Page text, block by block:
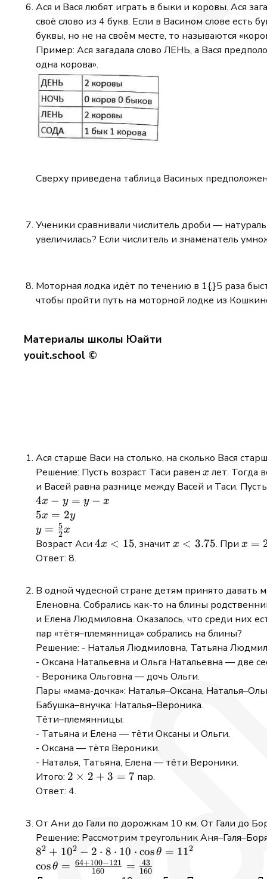
Ася и Вася любят играть в быки и коровы. Ася
своё слово из 4 букв. Если в Васином слове есть
буквы, но не на своём месте, то называются
Пример: Ася загадала слово ЛЕНЬ, а Вася
одна корова».
Сверху приведена таблица Васиных
Ученики сравнивали числитель дроби —
увеличилась? Если числитель и знаменатель
Моторная лодка идёт по течению в 1{,}5 раза
чтобы пройти путь на моторной лодке из
Материалы школы Юайти
youit.school ©
Ася старше Васи на столько, на сколько Вася
Решение: Пусть возраст Таси равен x
x лет. Тогда
и Васей равна разнице между Васей и Таси.
4x
-
y
=
y
4x − y = y − x
5x
=
2y
5x = 2y
y =
\frac{5}
{2}x
y = 2
5x
Возраст Аси 4x
4x < 15, значит x <
x < 3.75. При x
x =
Ответ: 8.
В одной чудесной стране детям принято
Еленовна. Собрались как-то на блины
и Елена Людмиловна. Оказалось, что среди них
пар «тётя–племянница» собрались на блины?
Решение: - Наталья Людмиловна, Татьяна
- Оксана Натальевна и Ольга Натальевна — две
- Вероника Ольговна — дочь Ольги.
Пары «мама-дочка»: Наталья–Оксана,
Бабушка–внучка: Наталья–Вероника.
Тёти–племянницы:
- Татьяна и Елена — тёти Оксаны и Ольги.
- Оксана — тётя Вероники.
- Наталья, Татьяна, Елена — тёти Вероники.
Итого: 2
\times
2 × 2 + 3 = 7пар.
Ответ: 4.
От Ани до Гали по дорожкам 10 км. От Гали до
Решение: Рассмотрим треугольник
8^2 +
10^2 -
82 + 102 − 2 ⋅ 8 ⋅ 10 ⋅ cosθ = 112
\cos
cosθ = 160
64+100−121 = 160
43